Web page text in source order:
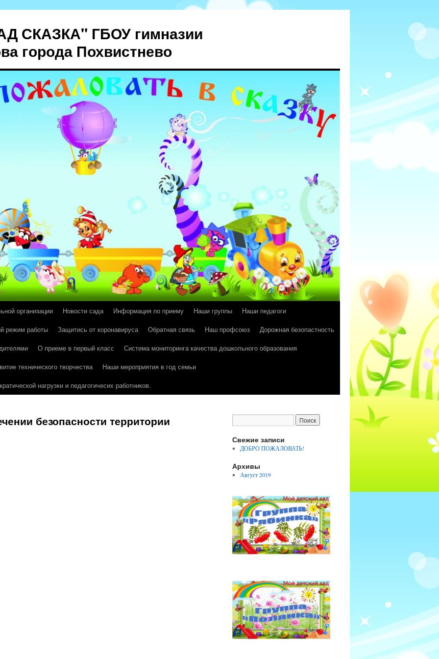
СКАЗКА" ГБОУ гимназии
города Похвистнево
организации Новости сада Информация по приему Наши группы
Наши педагоги
режим работы Защитись от коронавируса Обратная связь Наш профсоюз
Дорожная безопастность
О приеме в первый класс
Система мониторинга качества дошкольного образования
технического творчества
Наши мероприятия в год семьи
нагрузки и педагогичесих работников.
безопасности территории
Свежие записи
ДОБРО ПОЖАЛОВАТЬ!
Архивы
Август 2019